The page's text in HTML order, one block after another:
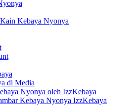
Kebaya Nyonya
di Media
Nyonya oleh IzzKebaya
Kebaya Nyonya IzzKebaya